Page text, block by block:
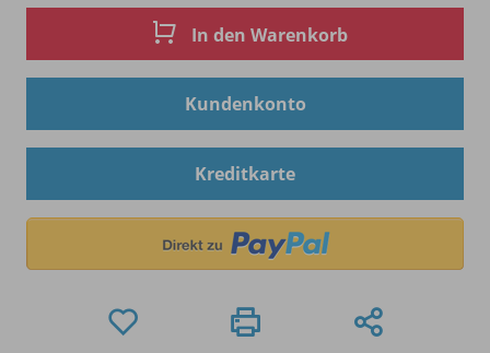
In den Warenkorb
Kundenkonto
Kreditkarte